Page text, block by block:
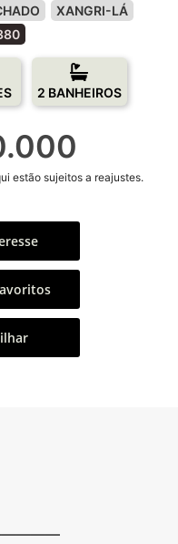
XANGRI-LÁ
2 BANHEIROS
estão sujeitos a reajustes.